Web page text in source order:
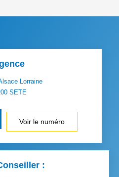
Lorraine
SETE
Voir le numéro
: